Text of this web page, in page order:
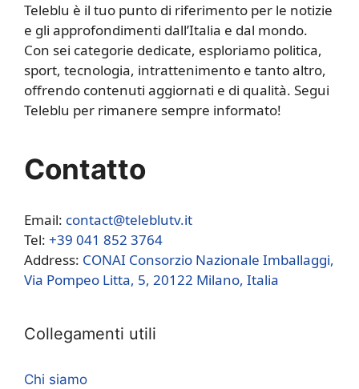
Teleblu è il tuo punto di riferimento per le notizie
e gli approfondimenti dall’Italia e dal mondo.
Con sei categorie dedicate, esploriamo politica,
sport, tecnologia, intrattenimento e tanto altro,
offrendo contenuti aggiornati e di qualità. Segui
Teleblu per rimanere sempre informato!
Contatto
Email: contact@teleblutv.it
Tel: +39 041 852 3764
Address: CONAI Consorzio Nazionale Imballaggi,
Via Pompeo Litta, 5, 20122 Milano, Italia
Collegamenti utili
Chi siamo